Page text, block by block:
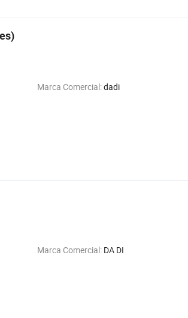
Marca Comercial:dadi
Marca Comercial: DA DI